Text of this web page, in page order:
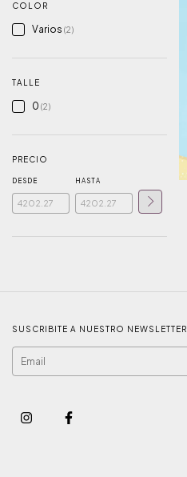
COLOR
Varios (2)
TALLE
0 (2)
PRECIO
DESDE HASTA
SUSCRIBITE A NUESTRO NEWSLETTER